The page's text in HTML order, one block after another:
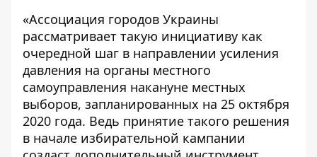
«Ассоциация городов Украины
рассматривает такую инициативу как
очередной шаг в направлении усиления
давления на органы местного
самоуправления накануне местных
выборов, запланированных на 25 октября
2020 года. Ведь принятие такого решения
в начале избирательной кампании